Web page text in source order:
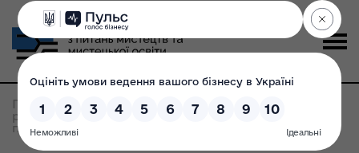
Головна Всі новини >
Літня хореографічна
резиденція Bratislava Ballet Camp прийняла
перших українських студентів